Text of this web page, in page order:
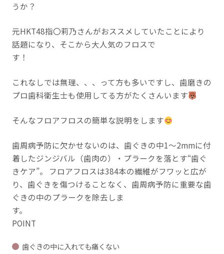
うか？
元HKT48指〇莉乃さんがおススメしていたことにより
話題になり、そこから大人気のフロスで
す！
これなしでは無理、、、って方も多いですし、歯磨きの
プロ歯科衛生士も使用してる方がたくさんいます
そんなフロアフロスの簡単な説明をします
歯周病予防に欠かせないのは、歯ぐきの中1～2mmに付
着したジンジバル（歯肉の）・プラークを落とす“歯ぐ
きケア”。 フロアフロスは384本の繊維がフワッと広が
り、歯ぐきを傷つけることなく、歯周病予防に重要な歯
ぐきの中のプラークを除去しま
す
POINT
歯ぐきの中に入れても痛くない